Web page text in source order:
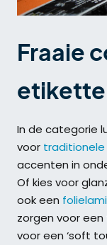
Fraaie
In de categorie
voor
accenten in
Of kies voor
ook een
zorgen voor
voor een ‘soft